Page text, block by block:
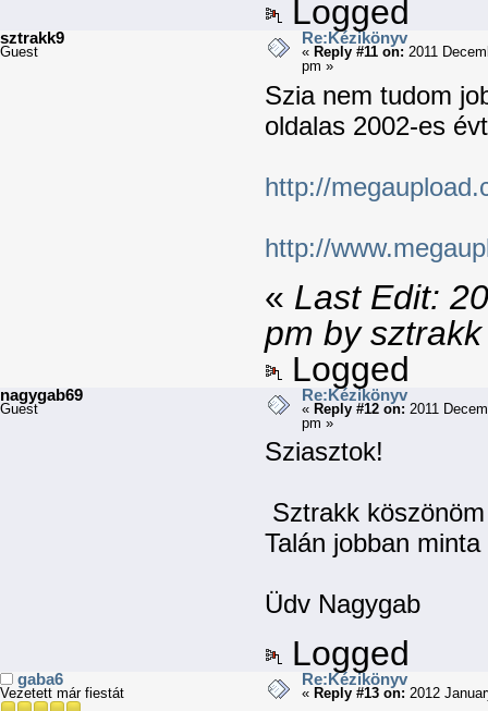
Logged
sztrakk9
Guest
Re:Kézikönyv
« Reply #11 on: 2011
pm »
Szia nem tudom
oldalas 2002-es
http://
http://
« Last Edit:
pm by sztrakk
Logged
nagygab69
Guest
Re:Kézikönyv
« Reply #12 on: 2011
pm »
Sziasztok!
Sztrakk
Talán jobban
Üdv Nagygab
Logged
gaba6
Vezetett már fiestát
Re:Kézikönyv
« Reply #13 on: 2012